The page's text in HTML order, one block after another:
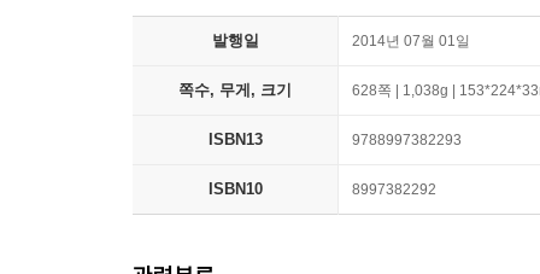
발행일 2014년 07월 01일
쪽수, 무게, 크기 628쪽 | 1,038g |
ISBN13 9788997382293
ISBN10 8997382292